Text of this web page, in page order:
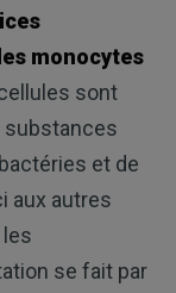
monocytes
sont
substances
et de
aux autres
se fait par